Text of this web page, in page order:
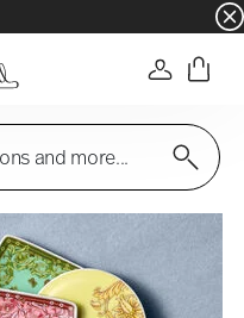
more: an
Login
and more...